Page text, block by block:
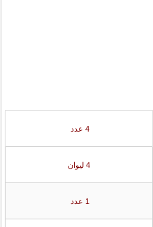
4 عدد
1 عدد